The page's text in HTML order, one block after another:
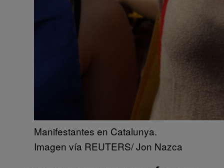
Manifestantes en Catalunya.
Imagen vía REUTERS/ Jon Nazca